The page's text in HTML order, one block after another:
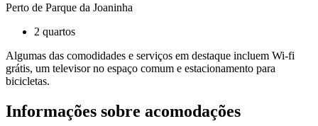
Perto de Parque da Joaninha
2 quartos
Algumas das comodidades e serviços em destaque incluem Wi-fi
grátis, um televisor no espaço comum e estacionamento para
bicicletas.
Informações sobre acomodações